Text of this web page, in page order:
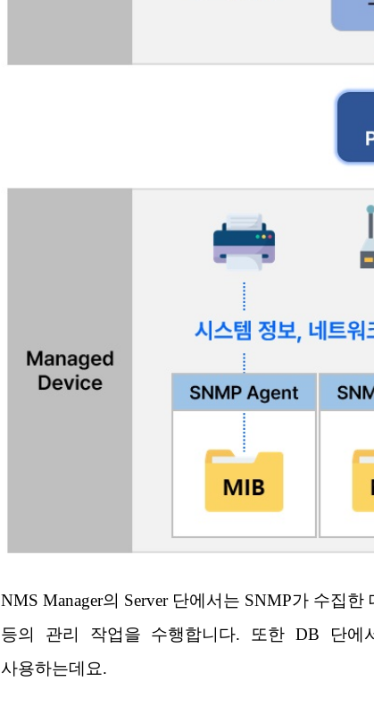
NMS Manager의 Server 단에서는 SNMP가 수집
등의 관리 작업을 수행합니다. 또한 DB 단
사용하는데요.